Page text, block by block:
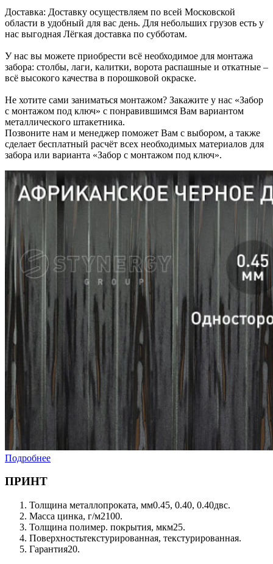
Доставка: Доставку осуществляем по всей Московской
области в удобный для вас день. Для небольших грузов есть у
нас выгодная Лёгкая доставка по субботам.
У нас вы можете приобрести всё необходимое для монтажа
забора: столбы, лаги, калитки, ворота распашные и откатные –
всё высокого качества в порошковой окраске.
Не хотите сами заниматься монтажом? Закажите у нас «Забор
с монтажом под ключ» с понравившимся Вам вариантом
металлического штакетника.
Позвоните нам и менеджер поможет Вам с выбором, а также
сделает бесплатный расчёт всех необходимых материалов для
забора или варианта «Забор с монтажом под ключ».
Подробнее
ПРИНТ
Толщина металлопроката, мм0.45, 0.40, 0.40двс.
Масса цинка, г/м2100.
Толщина полимер. покрытия, мкм25.
Поверхностьтекстурированная, текстурированная.
Гарантия20.